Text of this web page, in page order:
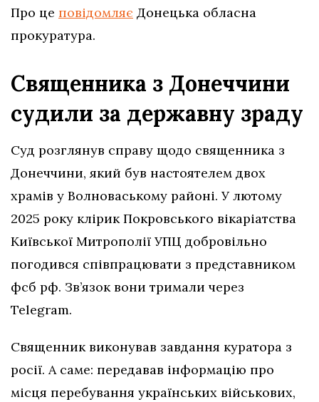
Про це повідомляє Донецька обласна
прокуратура.
Священника з Донеччини
судили за державну зраду
Суд розглянув справу щодо священника з
Донеччини, який був настоятелем двох
храмів у Волноваському районі. У лютому
2025 року клірик Покровського вікаріатства
Київської Митрополії УПЦ добровільно
погодився співпрацювати з представником
фсб рф. Зв’язок вони тримали через
Telegram.
Священник виконував завдання куратора з
росії. А саме: передавав інформацію про
місця перебування українських військових,